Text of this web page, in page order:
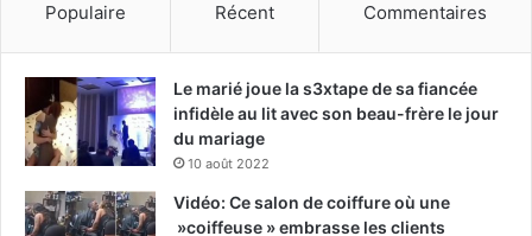
Populaire Récent Commentaires
Le marié joue la s3xtape de sa fiancée
infidèle au lit avec son beau-frère le jour
du mariage
10 août 2022
Vidéo: Ce salon de coiffure où une
»coiffeuse » embrasse les clients